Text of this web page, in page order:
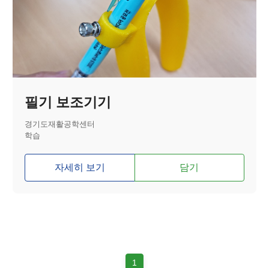
필기 보조기기
경기도재활공학센터
학습
자세히 보기 담기
1